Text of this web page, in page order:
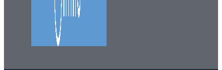
理解度確認／練習
13章 プロセス保証(2)